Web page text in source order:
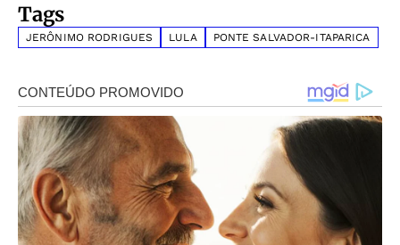
Tags
JERÔNIMO RODRIGUES LULA PONTE SALVADOR-ITAPARICA